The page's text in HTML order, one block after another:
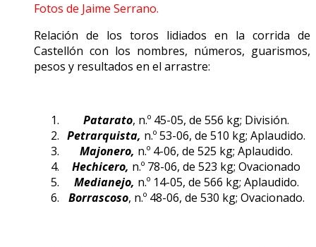
Fotos de Jaime Serrano.
Relación de los toros lidiados en la corrida de
Castellón con los nombres, números, guarismos,
pesos y resultados en el arrastre:
Patarato, n.º 45-05, de 556 kg; División.
Petrarquista, n.º 53-06, de 510 kg; Aplaudido.
Majonero, n.º 4-06, de 525 kg; Aplaudido.
Hechicero, n.º 78-06, de 523 kg; Ovacionado
Medianejo, n.º 14-05, de 566 kg; Aplaudido.
Borrascoso, n.º 48-06, de 530 kg; Ovacionado.